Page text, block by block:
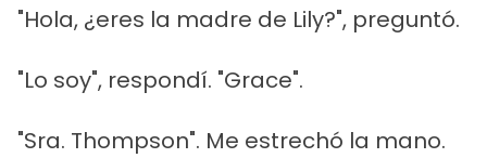
"Hola, ¿eres la madre de Lily?", preguntó.
"Lo soy", respondí. "Grace".
"Sra. Thompson". Me estrechó la mano.